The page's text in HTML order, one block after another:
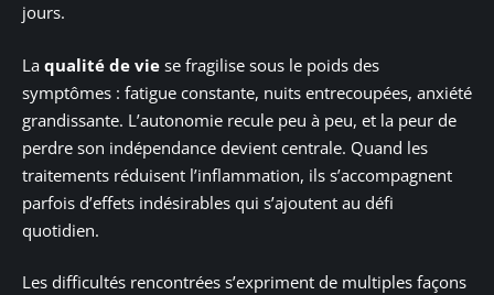
jours.
La qualité de vie se fragilise sous le poids des
symptômes : fatigue constante, nuits entrecoupées, anxiété
grandissante. L’autonomie recule peu à peu, et la peur de
perdre son indépendance devient centrale. Quand les
traitements réduisent l’inflammation, ils s’accompagnent
parfois d’effets indésirables qui s’ajoutent au défi
quotidien.
Les difficultés rencontrées s’expriment de multiples façons